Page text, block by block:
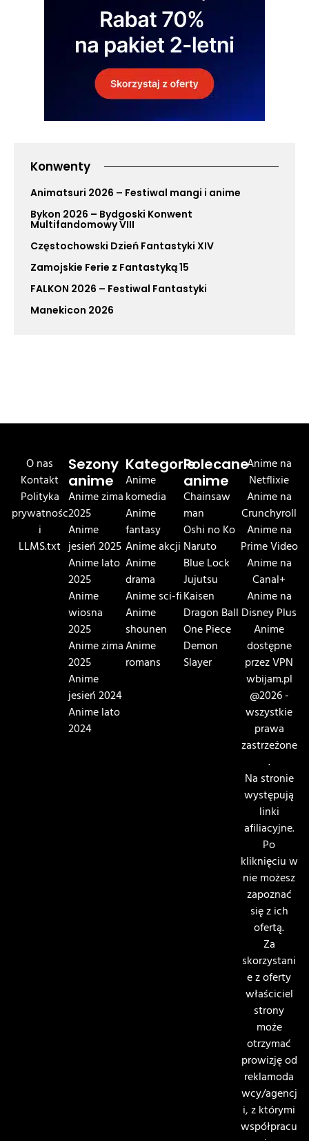
Konwenty
Animatsuri 2026 – Festiwal mangi i anime
Bykon 2026 – Bydgoski Konwent
Multifandomowy VIII
Częstochowski Dzień Fantastyki XIV
Zamojskie Ferie z Fantastyką 15
FALKON 2026 – Festiwal Fantastyki
Manekicon 2026
O nas
Kontakt
Polityka
prywatnośc
i
LLMS.txt
Sezony
anime
Anime zima
2025
Anime
jesień 2025
Anime lato
2025
Anime
wiosna
2025
Anime zima
2025
Anime
jesień 2024
Anime lato
2024
Kategorie
Anime
komedia
Anime
fantasy
Anime akcji
Anime
drama
Anime sci-fi
Anime
shounen
Anime
romans
Polecane
anime
Chainsaw
man
Oshi no Ko
Naruto
Blue Lock
Jujutsu
Kaisen
Dragon Ball
One Piece
Demon
Slayer
Anime na
Netflixie
Anime na
Crunchyroll
Anime na
Prime Video
Anime na
Canal+
Anime na
Disney Plus
Anime
dostępne
przez VPN
wbijam.pl
@2026 -
wszystkie
prawa
zastrzeżone
.
Na stronie
występują
linki
afiliacyjne.
Po
kliknięciu w
nie możesz
zapoznać
się z ich
ofertą.
Za
skorzystani
e z oferty
właściciel
strony
może
otrzymać
prowizję od
reklamoda
wcy/agencj
i, z którymi
współpracu